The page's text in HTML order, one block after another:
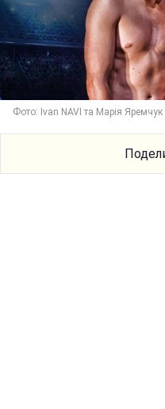
Фото: Ivan NAVI та Марія